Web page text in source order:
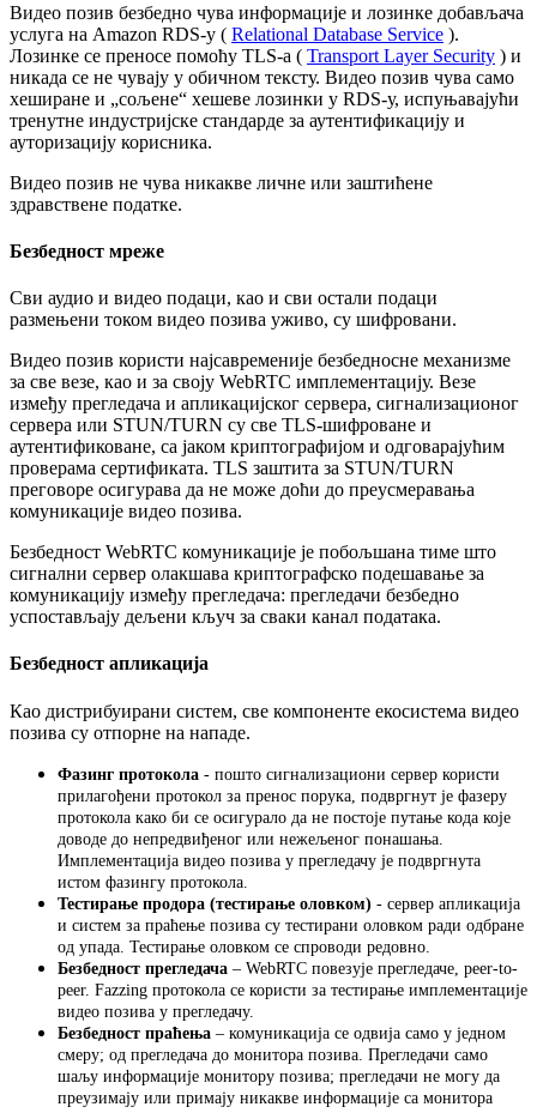
Видео позив безбедно чува информације и лозинке добављача
услуга на Amazon RDS-у ( Relational Database Service ).
Лозинке се преносе помоћу TLS-а ( Transport Layer Security ) и
никада се не чувају у обичном тексту. Видео позив чува само
хеширане и „сољене“ хешеве лозинки у RDS-у, испуњавајући
тренутне индустријске стандарде за аутентификацију и
ауторизацију корисника.
Видео позив не чува никакве личне или заштићене
здравствене податке.
Безбедност мреже
Сви аудио и видео подаци, као и сви остали подаци
размењени током видео позива уживо, су шифровани.
Видео позив користи најсавременије безбедносне механизме
за све везе, као и за своју WebRTC имплементацију. Везе
између прегледача и апликацијског сервера, сигнализационог
сервера или STUN/TURN су све TLS-шифроване и
аутентификоване, са јаком криптографијом и одговарајућим
проверама сертификата. TLS заштита за STUN/TURN
преговоре осигурава да не може доћи до преусмеравања
комуникације видео позива.
Безбедност WebRTC комуникације је побољшана тиме што
сигнални сервер олакшава криптографско подешавање за
комуникацију између прегледача: прегледачи безбедно
успостављају дељени кључ за сваки канал података.
Безбедност апликација
Као дистрибуирани систем, све компоненте екосистема видео
позива су отпорне на нападе.
Фазинг протокола - пошто сигнализациони сервер користи
прилагођени протокол за пренос порука подвргнут је фазеру
протокола како би се осигурало да не постоје путање кода које
доводе до непредвиђеног или нежељеног понашања
Имплементација видео позива у прегледачу је подвргнута
истом фазингу протокола
Тестирање продора (тестирање оловком) - сервер апликација
и систем за праћење позива су тестирани оловком ради одбране
од упада Тестирање оловком се спроводи редовно
Безбедност прегледача – WebRTC повезује прегледаче peer-to-
peer. Fazzing протокола се користи за тестирање имплементације
видео позива у прегледачу.
Безбедност праћења – комуникација се одвија само у једном
смеру; од прегледача до монитора позива Прегледачи само
шаљу информације монитору позива; прегледачи не могу да
преузимају или примају никакве информације са монитора